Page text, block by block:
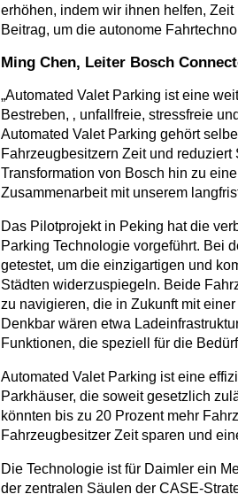
erhöhen, indem wir ihnen helfen,
Beitrag, um die autonome
Ming Chen, Leiter Bosch
„Automated Valet Parking ist eine
Bestreben, ‚ unfallfreie, stressfreie
Automated Valet Parking gehört
Fahrzeugbesitzern Zeit und
Transformation von Bosch hin zu
Zusammenarbeit mit unserem
Das Pilotprojekt in Peking hat die
Parking Technologie vorgeführt. Bei
getestet, um die einzigartigen und
Städten widerzuspiegeln. Beide
zu navigieren, die in Zukunft mit
Denkbar wären etwa
Funktionen, die speziell für die
Automated Valet Parking ist eine
Parkhäuser, die soweit gesetzlich
könnten bis zu 20 Prozent mehr
Fahrzeugbesitzer Zeit sparen und
Die Technologie ist für Daimler ein
der zentralen Säulen der CASE-